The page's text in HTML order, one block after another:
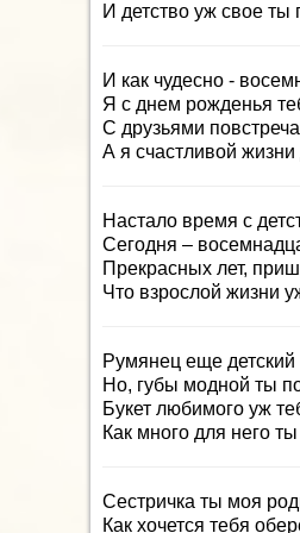
И детство уж свое ты
И как чудесно -
Я с днем рожденья
С друзьями
А я счастливой
Настало время с
Сегодня –
Прекрасных лет,
Что взрослой жизни
Румянец еще детский
Но, губы модной ты
Букет любимого уж
Как много для него
Сестричка ты моя
Как хочется тебя